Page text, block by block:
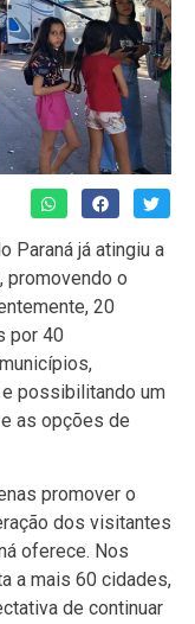
Paraná já atingiu a
promovendo o
20
por 40
possibilitando um
as opções de
promover o
dos visitantes
oferece. Nos
a mais 60 cidades,
de continuar